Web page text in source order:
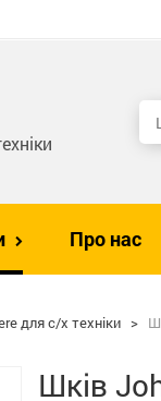
Про нас
для с/х техніки >
Шків